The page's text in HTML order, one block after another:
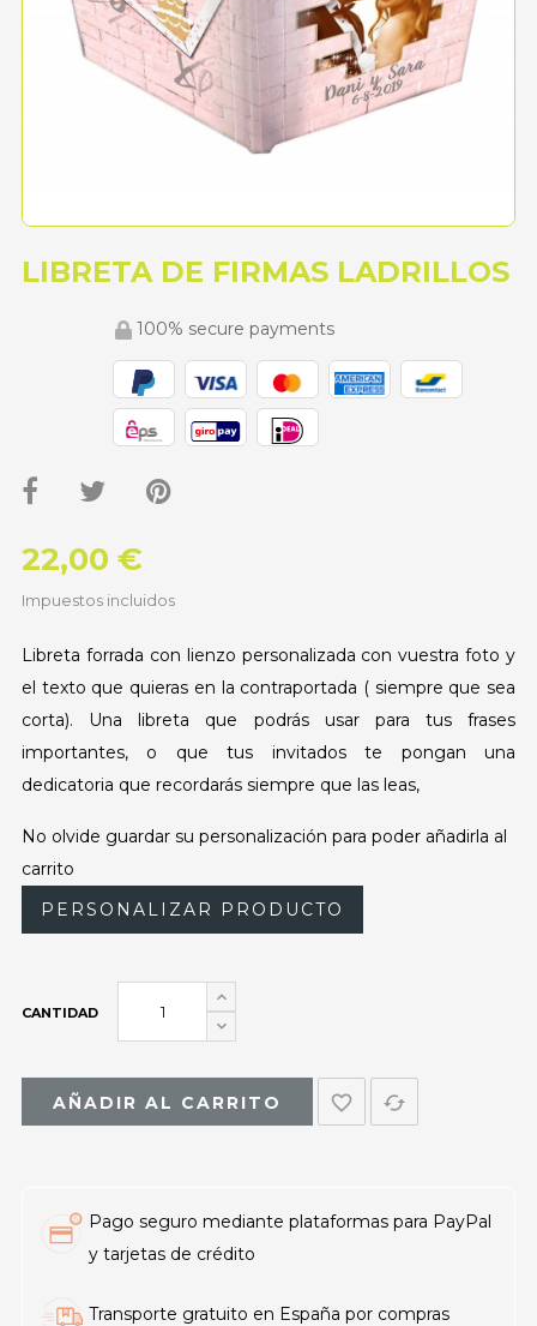
LIBRETA DE FIRMAS LADRILLOS
100% secure payments
22,00 €
Impuestos incluidos
Libreta forrada con lienzo personalizada con vuestra foto y
el texto que quieras en la contraportada ( siempre que sea
corta). Una libreta que podrás usar para tus frases
importantes, o que tus invitados te pongan una
dedicatoria que recordarás siempre que las leas,
No olvide guardar su personalización para poder añadirla al
carrito
PERSONALIZAR PRODUCTO
CANTIDAD
AÑADIR AL CARRITO favorite_border cached
Pago seguro mediante plataformas para PayPal
y tarjetas de crédito
Transporte gratuito en España por compras